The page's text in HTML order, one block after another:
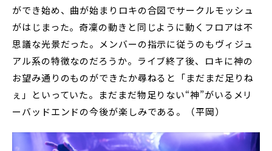
ができ始め、曲が始まりロキの合図でサークルモッシュ
がはじまった。奇凜の動きと同じように動くフロアは不
思議な光景だった。メンバーの指示に従うのもヴィジュ
アル系の特徴なのだろうか。ライブ終了後、ロキに神の
お望み通りのものができたか尋ねると「まだまだ足りね
ぇ」といっていた。まだまだ物足りない“神”がいるメリ
ーバッドエンドの今後が楽しみである。（平岡）